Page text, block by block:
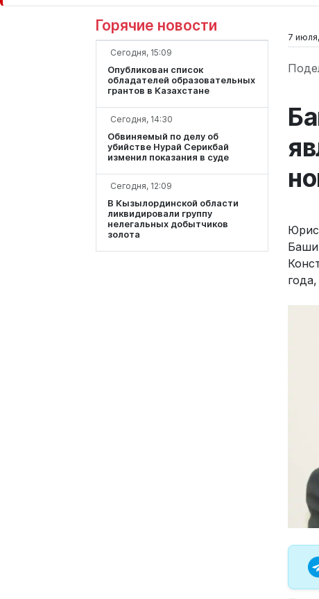
Горячие новости
Сегодня, 15:09
Опубликован список
обладателей образовательных
грантов в Казахстане
Сегодня, 14:30
Обвиняемый по делу об
убийстве Нурай Серикбай
изменил показания в суде
Сегодня, 12:09
В Кызылординской области
ликвидировали группу
нелегальных добытчиков
золота
7